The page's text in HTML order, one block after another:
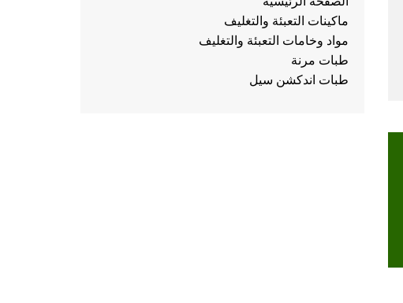
ماكينات التعبئة والتغليف
مواد وخامات التعبئة والتغليف
طبات مرنة
طبات اندكشن سيل